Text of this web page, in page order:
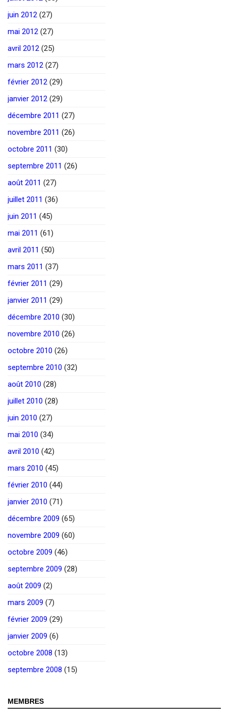
juin 2012 (27)
mai 2012 (27)
avril 2012 (25)
mars 2012 (27)
février 2012 (29)
janvier 2012 (29)
décembre 2011 (27)
novembre 2011 (26)
octobre 2011 (30)
septembre 2011 (26)
août 2011 (27)
juillet 2011 (36)
juin 2011 (45)
mai 2011 (61)
avril 2011 (50)
mars 2011 (37)
février 2011 (29)
janvier 2011 (29)
décembre 2010 (30)
novembre 2010 (26)
octobre 2010 (26)
septembre 2010 (32)
août 2010 (28)
juillet 2010 (28)
juin 2010 (27)
mai 2010 (34)
avril 2010 (42)
mars 2010 (45)
février 2010 (44)
janvier 2010 (71)
décembre 2009 (65)
novembre 2009 (60)
octobre 2009 (46)
septembre 2009 (28)
août 2009 (2)
mars 2009 (7)
février 2009 (29)
janvier 2009 (6)
octobre 2008 (13)
septembre 2008 (15)
MEMBRES